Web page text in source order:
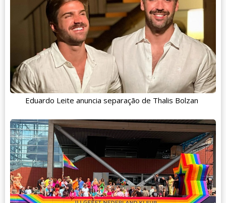
Eduardo Leite anuncia separação de Thalis Bolzan